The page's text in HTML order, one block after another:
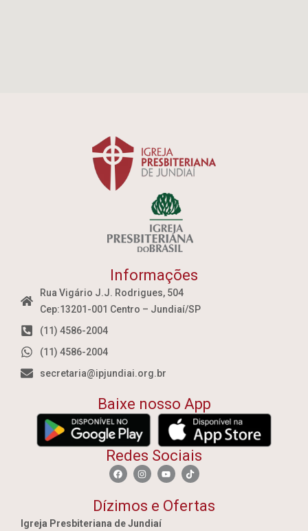
Informações
Rua Vigário J.J. Rodrigues, 504
Cep:13201-001 Centro – Jundiaí/SP
(11) 4586-2004
(11) 4586-2004
secretaria@ipjundiai.org.br
Baixe nosso App
Redes Sociais
Dízimos e Ofertas
Igreja Presbiteriana de Jundiaí